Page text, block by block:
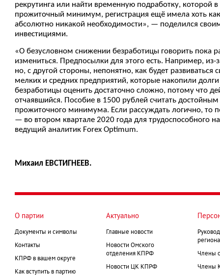
рекрутинга или найти временную подработку,
прожиточный минимум, регистрация ещё имела хоть
абсолютно никакой необходимости», — поделился
инвестициями.
«О безусловном снижении безработицы говорить пока
измениться. Предпосылки для этого есть. Например,
но, с другой стороны, непонятно, как будет
мелких и средних предприятий, которые накопили
безработицы оценить достаточно сложно, потому что
отчаявшийся. Пособие в 1500 рублей считать
прожиточного минимума. Если рассуждать логично,
— во втором квартале 2020 года для трудоспособного
ведущий аналитик Forex Optimum.
Михаил ЕВСТИГНЕЕВ.
О партии
Документы и символы
Контакты
КПРФ в вашем округе
Как вступить в партию
Актуально
Главные новости
Новости Омского
отделения КПРФ
Новости ЦК КПРФ
Члены
Члены